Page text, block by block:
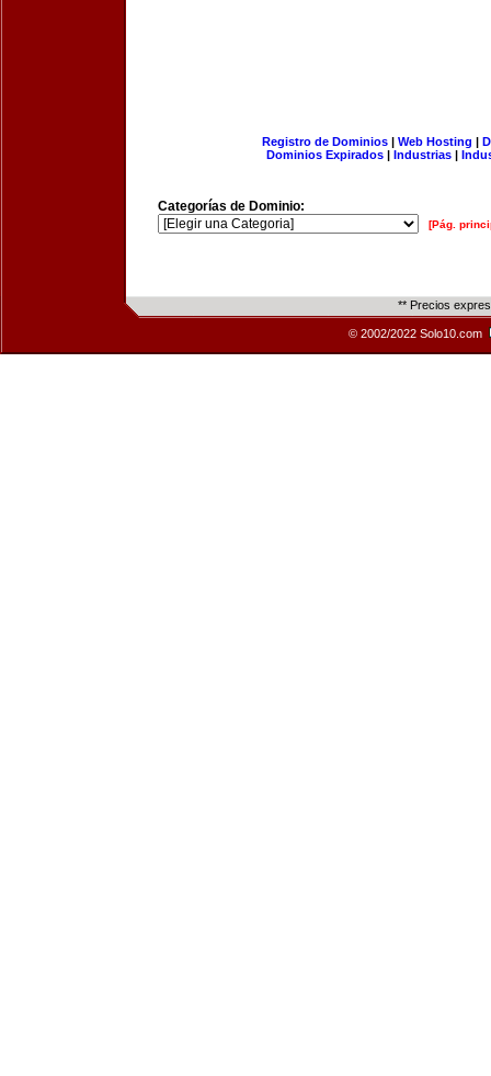
Registro de Dominios| Web Hosting |
Dominios Expirados | Industrias |
Categorías de Dominio:
[Pág.
** Precios
© 2002/2022 Solo10.com